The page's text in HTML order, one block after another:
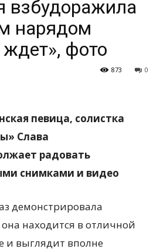
взбудоражила
нарядом
фото
0
873
певица, солистка
Слава
радовать
снимками и видео
демонстрировала
находится в отличной
и выглядит вполне